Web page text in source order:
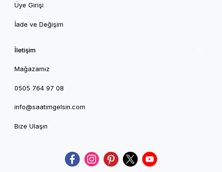
Üye Girişi
İade ve Değişim
İletişim
Mağazamız
0505 764 97 08
info@saatimgelsin.com
Bize Ulaşın